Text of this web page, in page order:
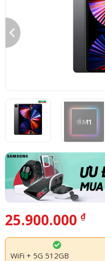
25.900.000 ₫
WiFi + 5G 512GB